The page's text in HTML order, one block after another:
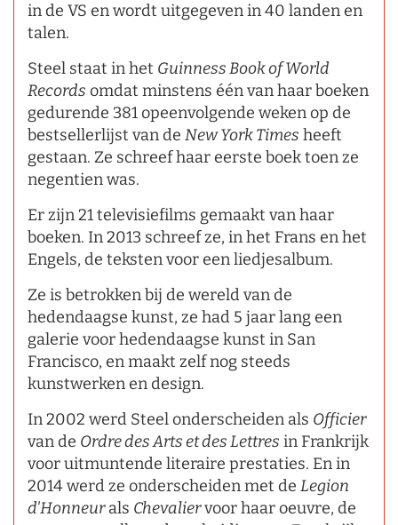
in de VS en wordt uitgegeven in 40 landen en
talen.
Steel staat in het Guinness Book of World
Records omdat minstens één van haar boeken
gedurende 381 opeenvolgende weken op de
bestsellerlijst van de New York Times heeft
gestaan. Ze schreef haar eerste boek toen ze
negentien was.
Er zijn 21 televisiefilms gemaakt van haar
boeken. In 2013 schreef ze, in het Frans en het
Engels, de teksten voor een liedjesalbum.
Ze is betrokken bij de wereld van de
hedendaagse kunst, ze had 5 jaar lang een
galerie voor hedendaagse kunst in San
Francisco, en maakt zelf nog steeds
kunstwerken en design.
In 2002 werd Steel onderscheiden als Officier
van de Ordre des Arts et des Lettres in Frankrijk
voor uitmuntende literaire prestaties. En in
2014 werd ze onderscheiden met de Legion
d'Honneurals Chevaliervoor haar oeuvre, de